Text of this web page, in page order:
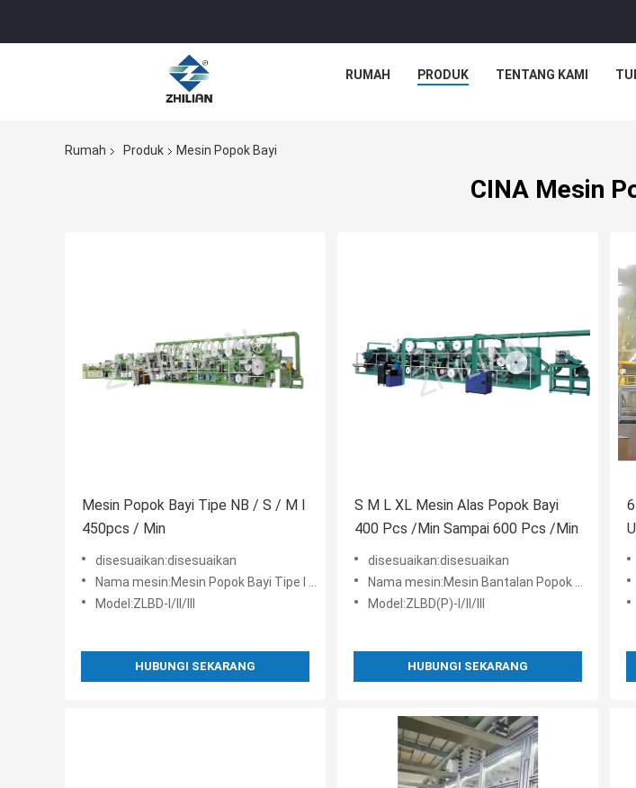
RUMAH PRODUK TENTANG KAMI
Rumah Produk Mesin Popok Bayi
CINA Mesin
Mesin Popok Bayi Tipe NB / S / M I
450pcs / Min
disesuaikan:disesuaikan
Nama mesin:Mesin Popok Bayi Tipe I Tradisional Standar
Model:ZLBD-I/II/III
HUBUNGI SEKARANG
S M L XL Mesin Alas Popok Bayi
400 Pcs /Min Sampai 600 Pcs /Min
disesuaikan:disesuaikan
Nama mesin:Mesin Bantalan Popok Bayi
Model:ZLBD(P)-I/II/III
HUBUNGI SEKARANG